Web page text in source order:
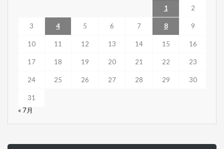
1 2
3 4 5 6 7 8 9
10 11 12 13 14 15 16
17 18 19 20 21 22 23
24 25 26 27 28 29 30
31
« 7月